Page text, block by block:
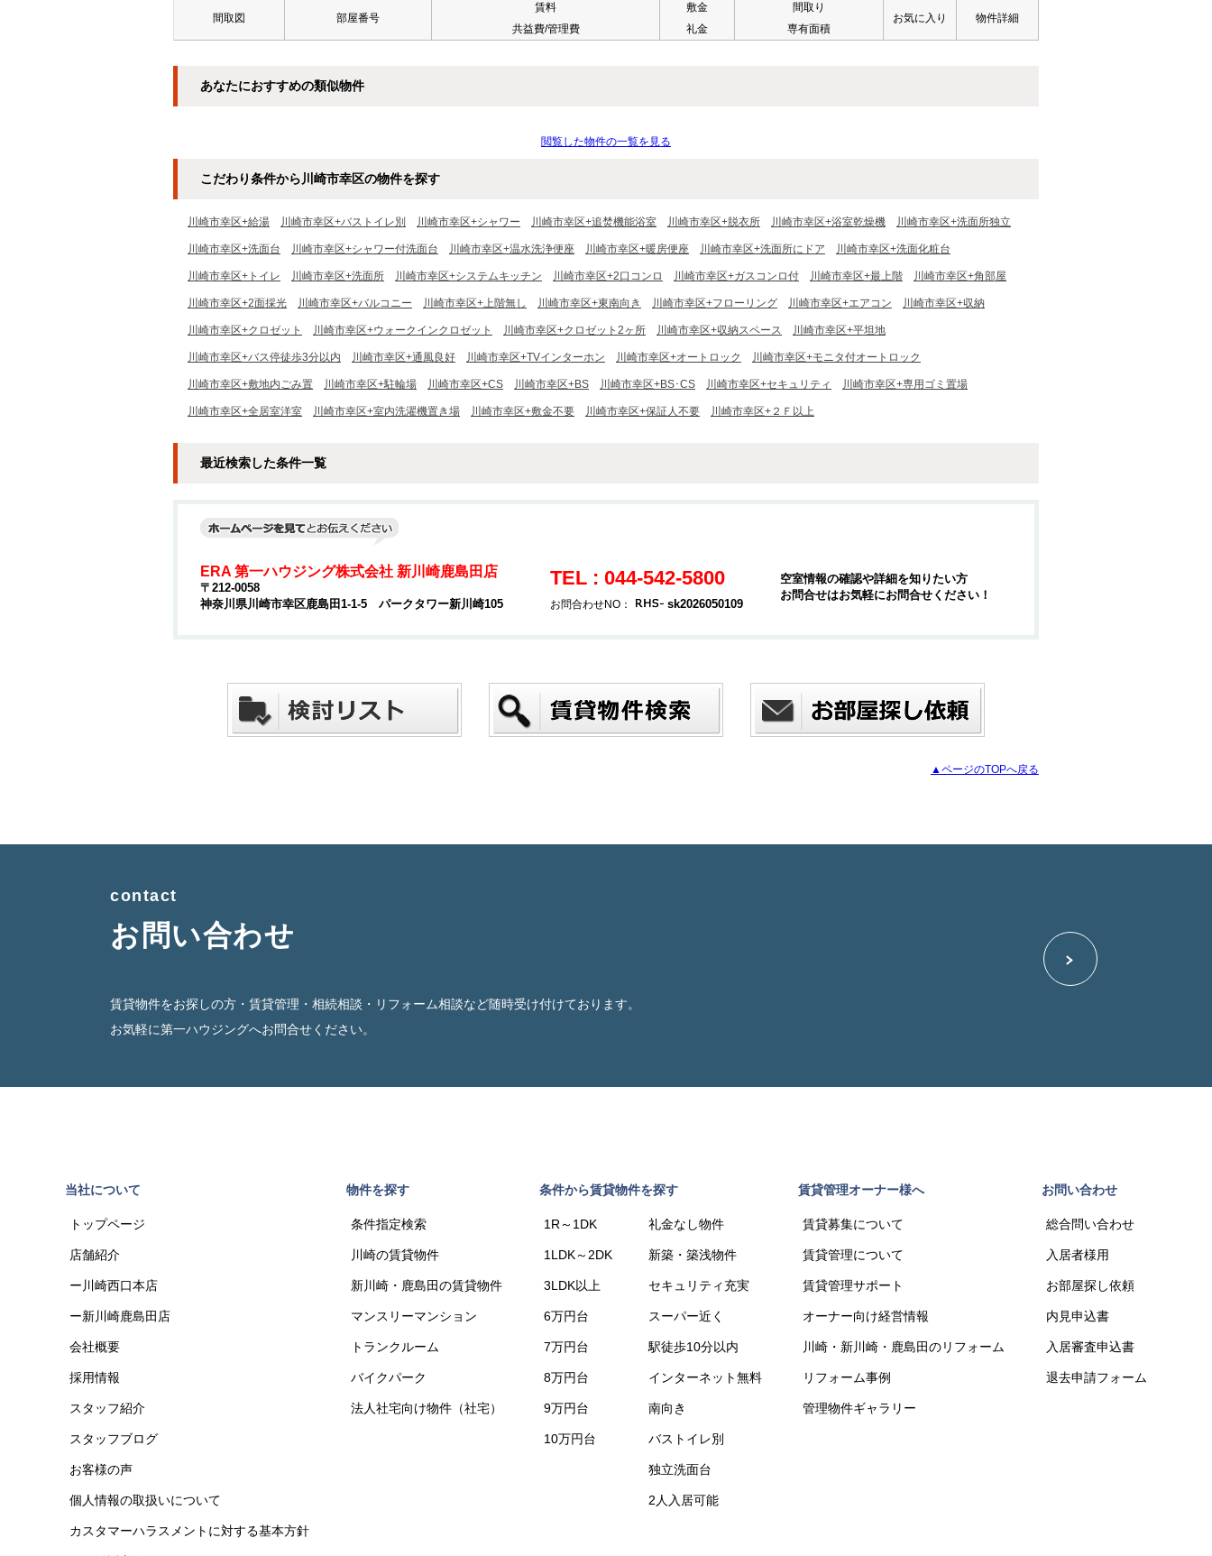
間取図 部屋番号
賃料
共益費/管理費
敷金
礼金
間取り
専有面積
お気に入り 物件詳細
あなたにおすすめの類似物件
閲覧した物件の一覧を見る
こだわり条件から川崎市幸区の物件を探す
川崎市幸区+給湯 川崎市幸区+バストイレ別 川崎市幸区+シャワー 川崎市幸区+追焚機能浴室 川崎市幸区+脱衣所 川崎市幸区+浴室乾燥機 川崎市幸区+洗面所独立
川崎市幸区+洗面台 川崎市幸区+シャワー付洗面台 川崎市幸区+温水洗浄便座 川崎市幸区+暖房便座 川崎市幸区+洗面所にドア 川崎市幸区+洗面化粧台
川崎市幸区+トイレ 川崎市幸区+洗面所 川崎市幸区+システムキッチン 川崎市幸区+2口コンロ 川崎市幸区+ガスコンロ付 川崎市幸区+最上階 川崎市幸区+角部屋
川崎市幸区+2面採光 川崎市幸区+バルコニー 川崎市幸区+上階無し 川崎市幸区+東南向き 川崎市幸区+フローリング 川崎市幸区+エアコン 川崎市幸区+収納
川崎市幸区+クロゼット 川崎市幸区+ウォークインクロゼット 川崎市幸区+クロゼット2ヶ所 川崎市幸区+収納スペース 川崎市幸区+平坦地
川崎市幸区+バス停徒歩3分以内 川崎市幸区+通風良好 川崎市幸区+TVインターホン 川崎市幸区+オートロック 川崎市幸区+モニタ付オートロック
川崎市幸区+敷地内ごみ置 川崎市幸区+駐輪場 川崎市幸区+CS 川崎市幸区+BS 川崎市幸区+BS･CS 川崎市幸区+セキュリティ 川崎市幸区+専用ゴミ置場
川崎市幸区+全居室洋室 川崎市幸区+室内洗濯機置き場 川崎市幸区+敷金不要 川崎市幸区+保証人不要 川崎市幸区+２Ｆ以上
最近検索した条件一覧
ERA 第一ハウジング株式会社 新川崎鹿島田店
〒212-0058
神奈川県川崎市幸区鹿島田1-1-5 パークタワー新川崎105
TEL : 044-542-5800
お問合わせNO： sk2026050109
空室情報の確認や詳細を知りたい方
お問合せはお気軽にお問合せください！
▲ページのTOPへ戻る
contact
お問い合わせ
賃貸物件をお探しの方・賃貸管理・相続相談・リフォーム相談など随時受け付けております。
お気軽に第一ハウジングへお問合せください。
当社について
トップページ
店舗紹介
ー川崎西口本店
ー新川崎鹿島田店
会社概要
採用情報
スタッフ紹介
スタッフブログ
お客様の声
個人情報の取扱いについて
カスタマーハラスメントに対する基本方針
物件を探す
条件指定検索
川崎の賃貸物件
新川崎・鹿島田の賃貸物件
マンスリーマンション
トランクルーム
バイクパーク
法人社宅向け物件（社宅）
条件から賃貸物件を探す
1R～1DK
1LDK～2DK
3LDK以上
6万円台
7万円台
8万円台
9万円台
10万円台
礼金なし物件
新築・築浅物件
セキュリティ充実
スーパー近く
駅徒歩10分以内
インターネット無料
南向き
バストイレ別
独立洗面台
2人入居可能
賃貸管理オーナー様へ
賃貸募集について
賃貸管理について
賃貸管理サポート
オーナー向け経営情報
川崎・新川崎・鹿島田のリフォーム
リフォーム事例
管理物件ギャラリー
お問い合わせ
総合問い合わせ
入居者様用
お部屋探し依頼
内見申込書
入居審査申込書
退去申請フォーム